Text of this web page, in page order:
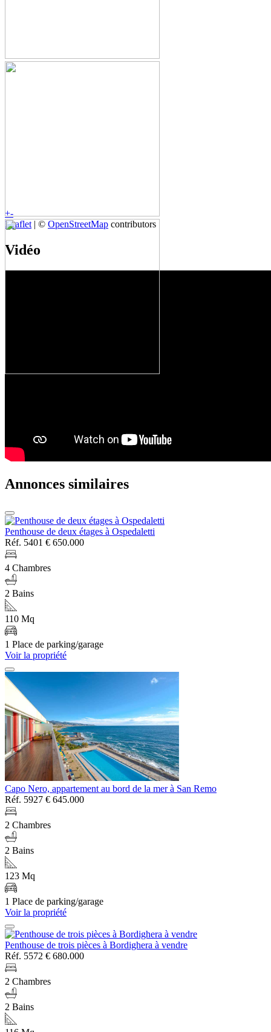
+-
Leaflet | © OpenStreetMap contributors
Vidéo
Annonces similaires
Penthouse de deux étages à Ospedaletti
Réf. 5401 € 650.000
4 Chambres
2 Bains
110 Mq
1 Place de parking/garage
Voir la propriété
Capo Nero, appartement au bord de la mer à San Remo
Réf. 5927 € 645.000
2 Chambres
2 Bains
123 Mq
1 Place de parking/garage
Voir la propriété
Penthouse de trois pièces à Bordighera à vendre
Réf. 5572 € 680.000
2 Chambres
2 Bains